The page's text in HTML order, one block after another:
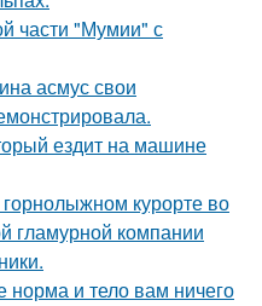
части "Мумии" с
асмус свои
ездит на машине
курорте во
гламурной компании
норма и тело вам ничего